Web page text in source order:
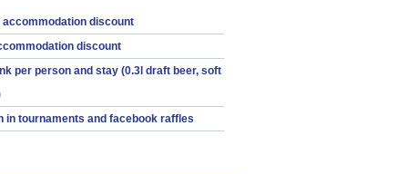
accommodation discount
discount
per person and stay (0.3l draft beer, soft
in tournaments and facebook raffles